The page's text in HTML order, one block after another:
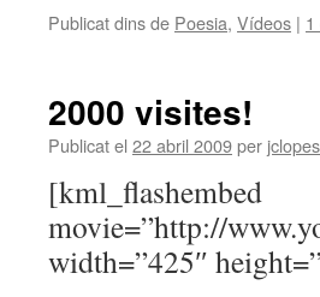
Publicat dins de Poesia, Vídeos |
2000 visites!
Publicat el 22 abril 2009per
[kml_flashembed
movie=”http://
width=”425″